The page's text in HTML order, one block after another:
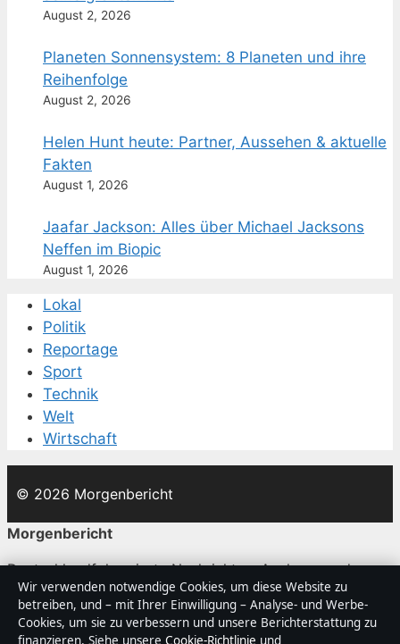
August 2, 2026
Planeten Sonnensystem: 8 Planeten und ihre
Reihenfolge
August 2, 2026
Helen Hunt heute: Partner, Aussehen & aktuelle
Fakten
August 1, 2026
Jaafar Jackson: Alles über Michael Jacksons
Neffen im Biopic
August 1, 2026
Lokal
Politik
Reportage
Sport
Technik
Welt
Wirtschaft
© 2026 Morgenbericht
Morgenbericht
Deutschlandfokussierte Nachrichten, Analysen und
Hintergründe — mit klaren Bylines, Faktencheck und
redaktioneller Transparenz.
Wir verwenden notwendige Cookies, um diese Website zu
betreiben, und – mit Ihrer Einwilligung – Analyse- und Werbe-
Cookies, um sie zu verbessern und unsere Berichterstattung zu
finanzieren. Siehe unsere Cookie-Richtlinie und